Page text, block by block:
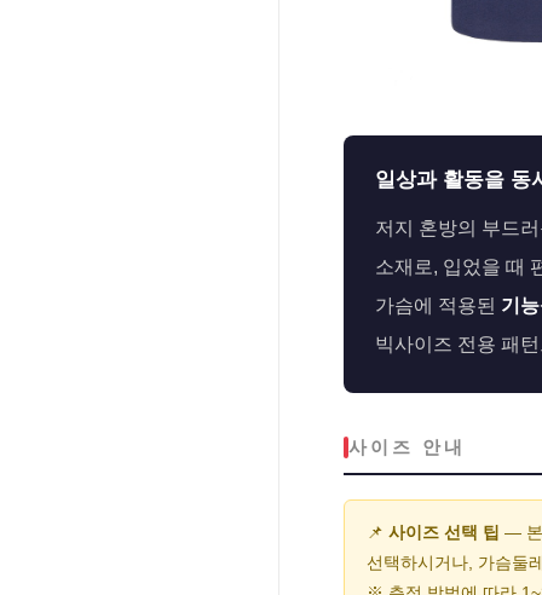
일상과 활동을 동
저지 혼방의 부드
소재로, 입었을 때
가슴에 적용된 기
빅사이즈 전용 패
사이즈 안내
📌 사이즈 선택 팁 — 본
선택하시거나, 가슴둘